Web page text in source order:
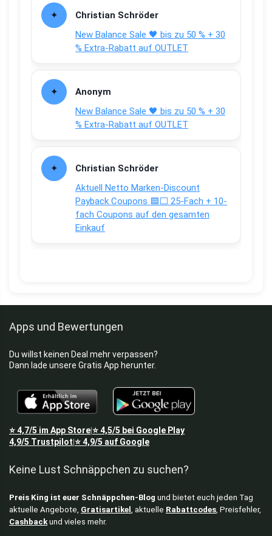
Christian Schröder
New Balance Sale 🖤 bis zu 50 % + 30
% Extra-Rabatt auf OUTLET
Anonym
New Balance Sale 🖤 bis zu 50 % + 30
% Extra-Rabatt auf OUTLET
Christian Schröder
Aktuell Netto Marken-Discount
Payback Coupons 🟦⬜ 25-Fach + 10-
fach Coupons auf den gesamten
Einkauf
Apps und Bewertungen
Du willst keinen Deal mehr verpassen?
Dann lade unsere Gratis App herunter.
⭐4,7/5 im App Store⭐4,5/5 bei Google Play
4,9/5 Trustpilot ⭐4,9/5 auf Google
Keine Lust Schnäppchen zu suchen?
Preis King ist euer Schnäppchen-Blog und bietet euch jeden Tag
aktuelle Angebote, Gratisartikel , aktuelle Rabattcodes, Preisfehler,
Cashbackund vieles mehr.